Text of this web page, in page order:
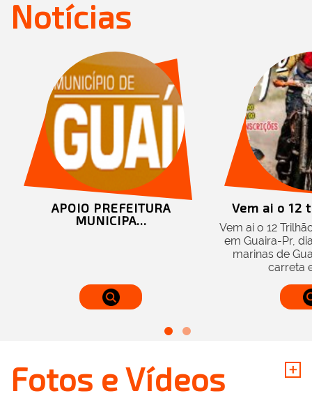
Notícias
APOIO PREFEITURA
MUNICIPA...
Vem ai o 12
Vem ai o 12
em Guaira-Pr,
marinas de
carreta
Fotos e Vídeos +